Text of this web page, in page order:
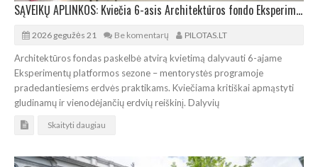
SĄVEIKŲ APLINKOS: Kviečia 6-asis Architektūros fondo Eksperimentų platformos sezonas
2026 gegužės 21 Be komentarų PILOTAS.LT
Architektūros fondas paskelbė atvirą kvietimą dalyvauti 6-ajame
Eksperimentų platformos sezone – mentorystės programoje
pradedantiesiems erdvės praktikams. Kviečiama kritiškai apmąstyti
gludinamų ir vienodėjančių erdvių reiškinį. Dalyvių
Skaityti daugiau